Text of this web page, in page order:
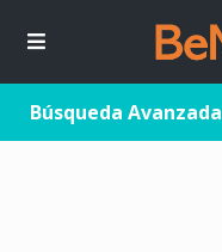
Búsqueda Avanzada